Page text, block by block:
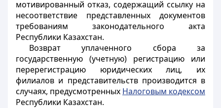
мотивированный отказ, содержащий ссылку на
несоответствие представленных документов
требованиям законодательного акта
Республики Казахстан.
Возврат уплаченного сбора за
государственную (учетную) регистрацию или
перерегистрацию юридических лиц, их
филиалов и представительств производится в
случаях, предусмотренных Налоговым кодексом
Республики Казахстан.